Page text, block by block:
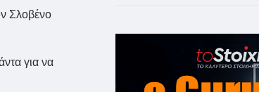
Σλοβένο
για να